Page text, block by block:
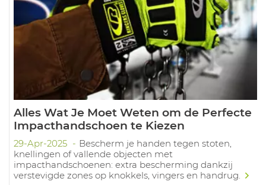
Alles Wat Je Moet Weten om de Perfecte
Impacthandschoen te Kiezen
29-Apr-2025
Bescherm je handen tegen stoten,
knellingen of vallende objecten met
impacthandschoenen: extra bescherming dankzij
verstevigde zones op knokkels, vingers en handrug.